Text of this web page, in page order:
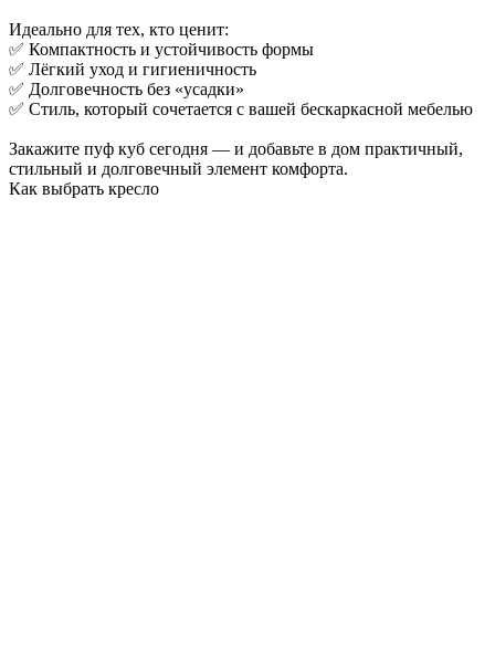
Идеально для тех, кто ценит:
✅ Компактность и устойчивость формы
✅ Лёгкий уход и гигиеничность
✅ Долговечность без «усадки»
✅ Стиль, который сочетается с вашей бескаркасной мебелью
Закажите пуф куб сегодня — и добавьте в дом практичный,
стильный и долговечный элемент комфорта.
Как выбрать кресло